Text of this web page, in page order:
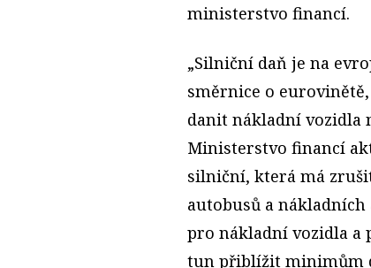
ministerstvo financí.
„Silniční daň je na
směrnice o
danit nákladní vozidla
Ministerstvo financí
silniční, která má
autobusů a
pro nákladní vozidla a
tun přiblížit minimům